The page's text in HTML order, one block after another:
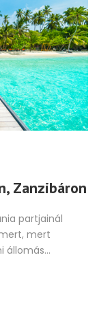
Zanzibáron
partjainál
mert
állomás...